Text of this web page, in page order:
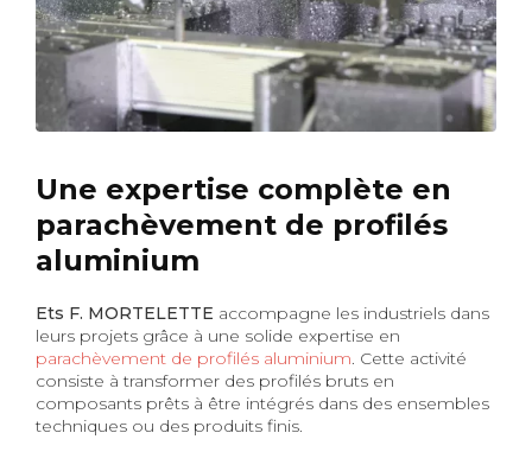
Une expertise complète en
parachèvement de profilés
aluminium
Ets F. MORTELETTE accompagne les industriels dans
leurs projets grâce à une solide expertise en
parachèvement de profilés aluminium. Cette activité
consiste à transformer des profilés bruts en
composants prêts à être intégrés dans des ensembles
techniques ou des produits finis.